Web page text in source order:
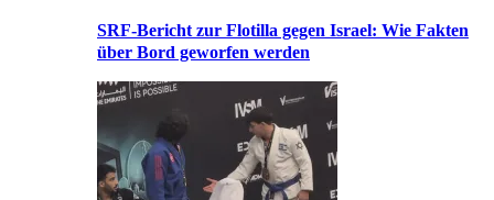
SRF-Bericht zur Flotilla gegen Israel: Wie Fakten
über Bord geworfen werden